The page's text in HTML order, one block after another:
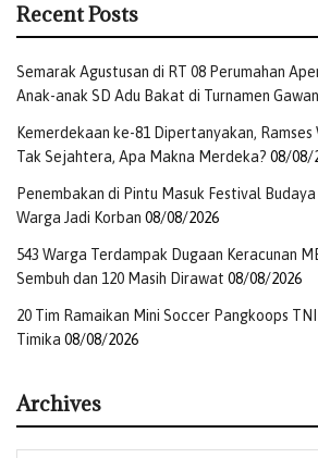
Recent Posts
Semarak Agustusan di RT 08 Perumahan
Anak-anak SD Adu Bakat di Turnamen
Kemerdekaan ke-81 Dipertanyakan,
Tak Sejahtera, Apa Makna Merdeka? 08/08/
Penembakan di Pintu Masuk Festival
Warga Jadi Korban 08/08/2026
543 Warga Terdampak Dugaan Keracunan
Sembuh dan 120 Masih Dirawat 08/08/2026
20 Tim Ramaikan Mini Soccer Pangkoops
Timika 08/08/2026
Archives